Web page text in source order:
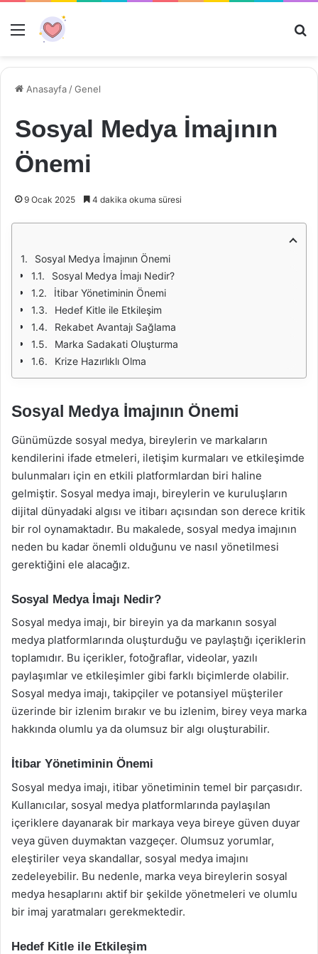
Menü
Anasayfa /Genel
Sosyal Medya İmajının
Önemi
9 Ocak 2025 4 dakika okuma süresi
Sosyal Medya İmajının Önemi
Sosyal Medya İmajı Nedir?
İtibar Yönetiminin Önemi
Hedef Kitle ile Etkileşim
Rekabet Avantajı Sağlama
Marka Sadakati Oluşturma
Krize Hazırlıklı Olma
Sosyal Medya İmajının Önemi
Günümüzde sosyal medya, bireylerin ve markaların
kendilerini ifade etmeleri, iletişim kurmaları ve etkileşimde
bulunmaları için en etkili platformlardan biri haline
gelmiştir. Sosyal medya imajı, bireylerin ve kuruluşların
dijital dünyadaki algısı ve itibarı açısından son derece kritik
bir rol oynamaktadır. Bu makalede, sosyal medya imajının
neden bu kadar önemli olduğunu ve nasıl yönetilmesi
gerektiğini ele alacağız.
Sosyal Medya İmajı Nedir?
Sosyal medya imajı, bir bireyin ya da markanın sosyal
medya platformlarında oluşturduğu ve paylaştığı içeriklerin
toplamıdır. Bu içerikler, fotoğraflar, videolar, yazılı
paylaşımlar ve etkileşimler gibi farklı biçimlerde olabilir.
Sosyal medya imajı, takipçiler ve potansiyel müşteriler
üzerinde bir izlenim bırakır ve bu izlenim, birey veya marka
hakkında olumlu ya da olumsuz bir algı oluşturabilir.
İtibar Yönetiminin Önemi
Sosyal medya imajı, itibar yönetiminin temel bir parçasıdır.
Kullanıcılar, sosyal medya platformlarında paylaşılan
içeriklere dayanarak bir markaya veya bireye güven duyar
veya güven duymaktan vazgeçer. Olumsuz yorumlar,
eleştiriler veya skandallar, sosyal medya imajını
zedeleyebilir. Bu nedenle, marka veya bireylerin sosyal
medya hesaplarını aktif bir şekilde yönetmeleri ve olumlu
bir imaj yaratmaları gerekmektedir.
Hedef Kitle ile Etkileşim